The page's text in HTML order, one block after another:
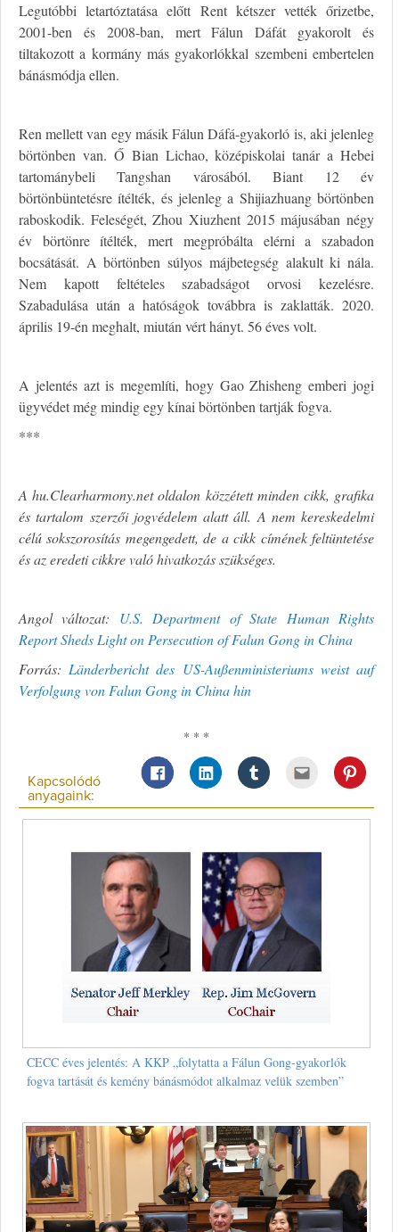
Legutóbbi letartóztatása előtt Rent kétszer vették őrizetbe,
2001-ben és 2008-ban, mert Fálun Dáfát gyakorolt és
tiltakozott a kormány más gyakorlókkal szembeni embertelen
bánásmódja ellen.
Ren mellett van egy másik Fálun Dáfá-gyakorló is, aki jelenleg
börtönben van. Ő Bian Lichao, középiskolai tanár a Hebei
tartománybeli Tangshan városából. Biant 12 év
börtönbüntetésre ítélték, és jelenleg a Shijiazhuang börtönben
raboskodik. Feleségét, Zhou Xiuzhent 2015 májusában négy
év börtönre ítélték, mert megpróbálta elérni a szabadon
bocsátását. A börtönben súlyos májbetegség alakult ki nála.
Nem kapott feltételes szabadságot orvosi kezelésre.
Szabadulása után a hatóságok továbbra is zaklatták. 2020.
április 19-én meghalt, miután vért hányt. 56 éves volt.
A jelentés azt is megemlíti, hogy Gao Zhisheng emberi jogi
ügyvédet még mindig egy kínai börtönben tartják fogva.
***
A hu.Clearharmony.net oldalon közzétett minden cikk, grafika
és tartalom szerzői jogvédelem alatt áll. A nem kereskedelmi
célú sokszorosítás megengedett, de a cikk címének feltüntetése
és az eredeti cikkre való hivatkozás szükséges.
Angol változat:
U.S. Department of State Human Rights
Report Sheds Light on Persecution of Falun Gong in China
Forrás:Länderbericht des US-Außenministeriums weist auf
Verfolgung von Falun Gong in China hin
* * *
Kapcsolódó
anyagaink:
CECC éves jelentés: A KKP „folytatta a Fálun Gong-gyakorlók
fogva tartását és kemény bánásmódot alkalmaz velük szemben”